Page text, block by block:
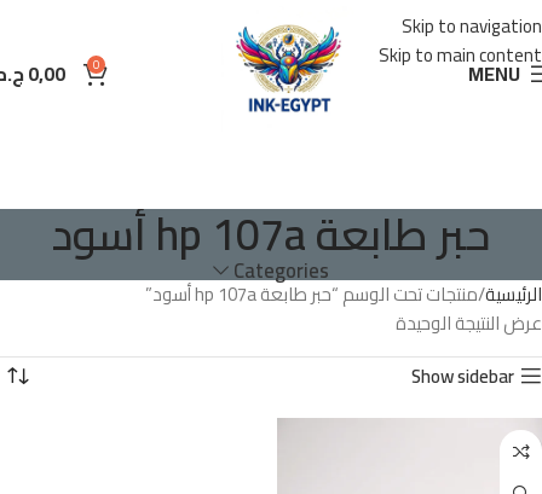
Skip to navigation
Skip to main content
MENU
0
0,00
حبر طابعة hp 107a أسودCategories
الرئيسية منتجات تحت الوسم “حبر طابعة hp 107a أسود”
عرض النتيجة الوحيدة
Show sidebar